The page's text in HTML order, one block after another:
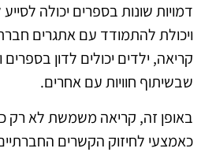
דמויות שונות בספרים יכולה
ויכולת להתמודד עם אתגרים
קריאה, ילדים יכולים לדון
שבשיתוף חוויות עם אחרים.
באופן זה, קריאה משמשת לא רק
כאמצעי לחיזוק הקשרים